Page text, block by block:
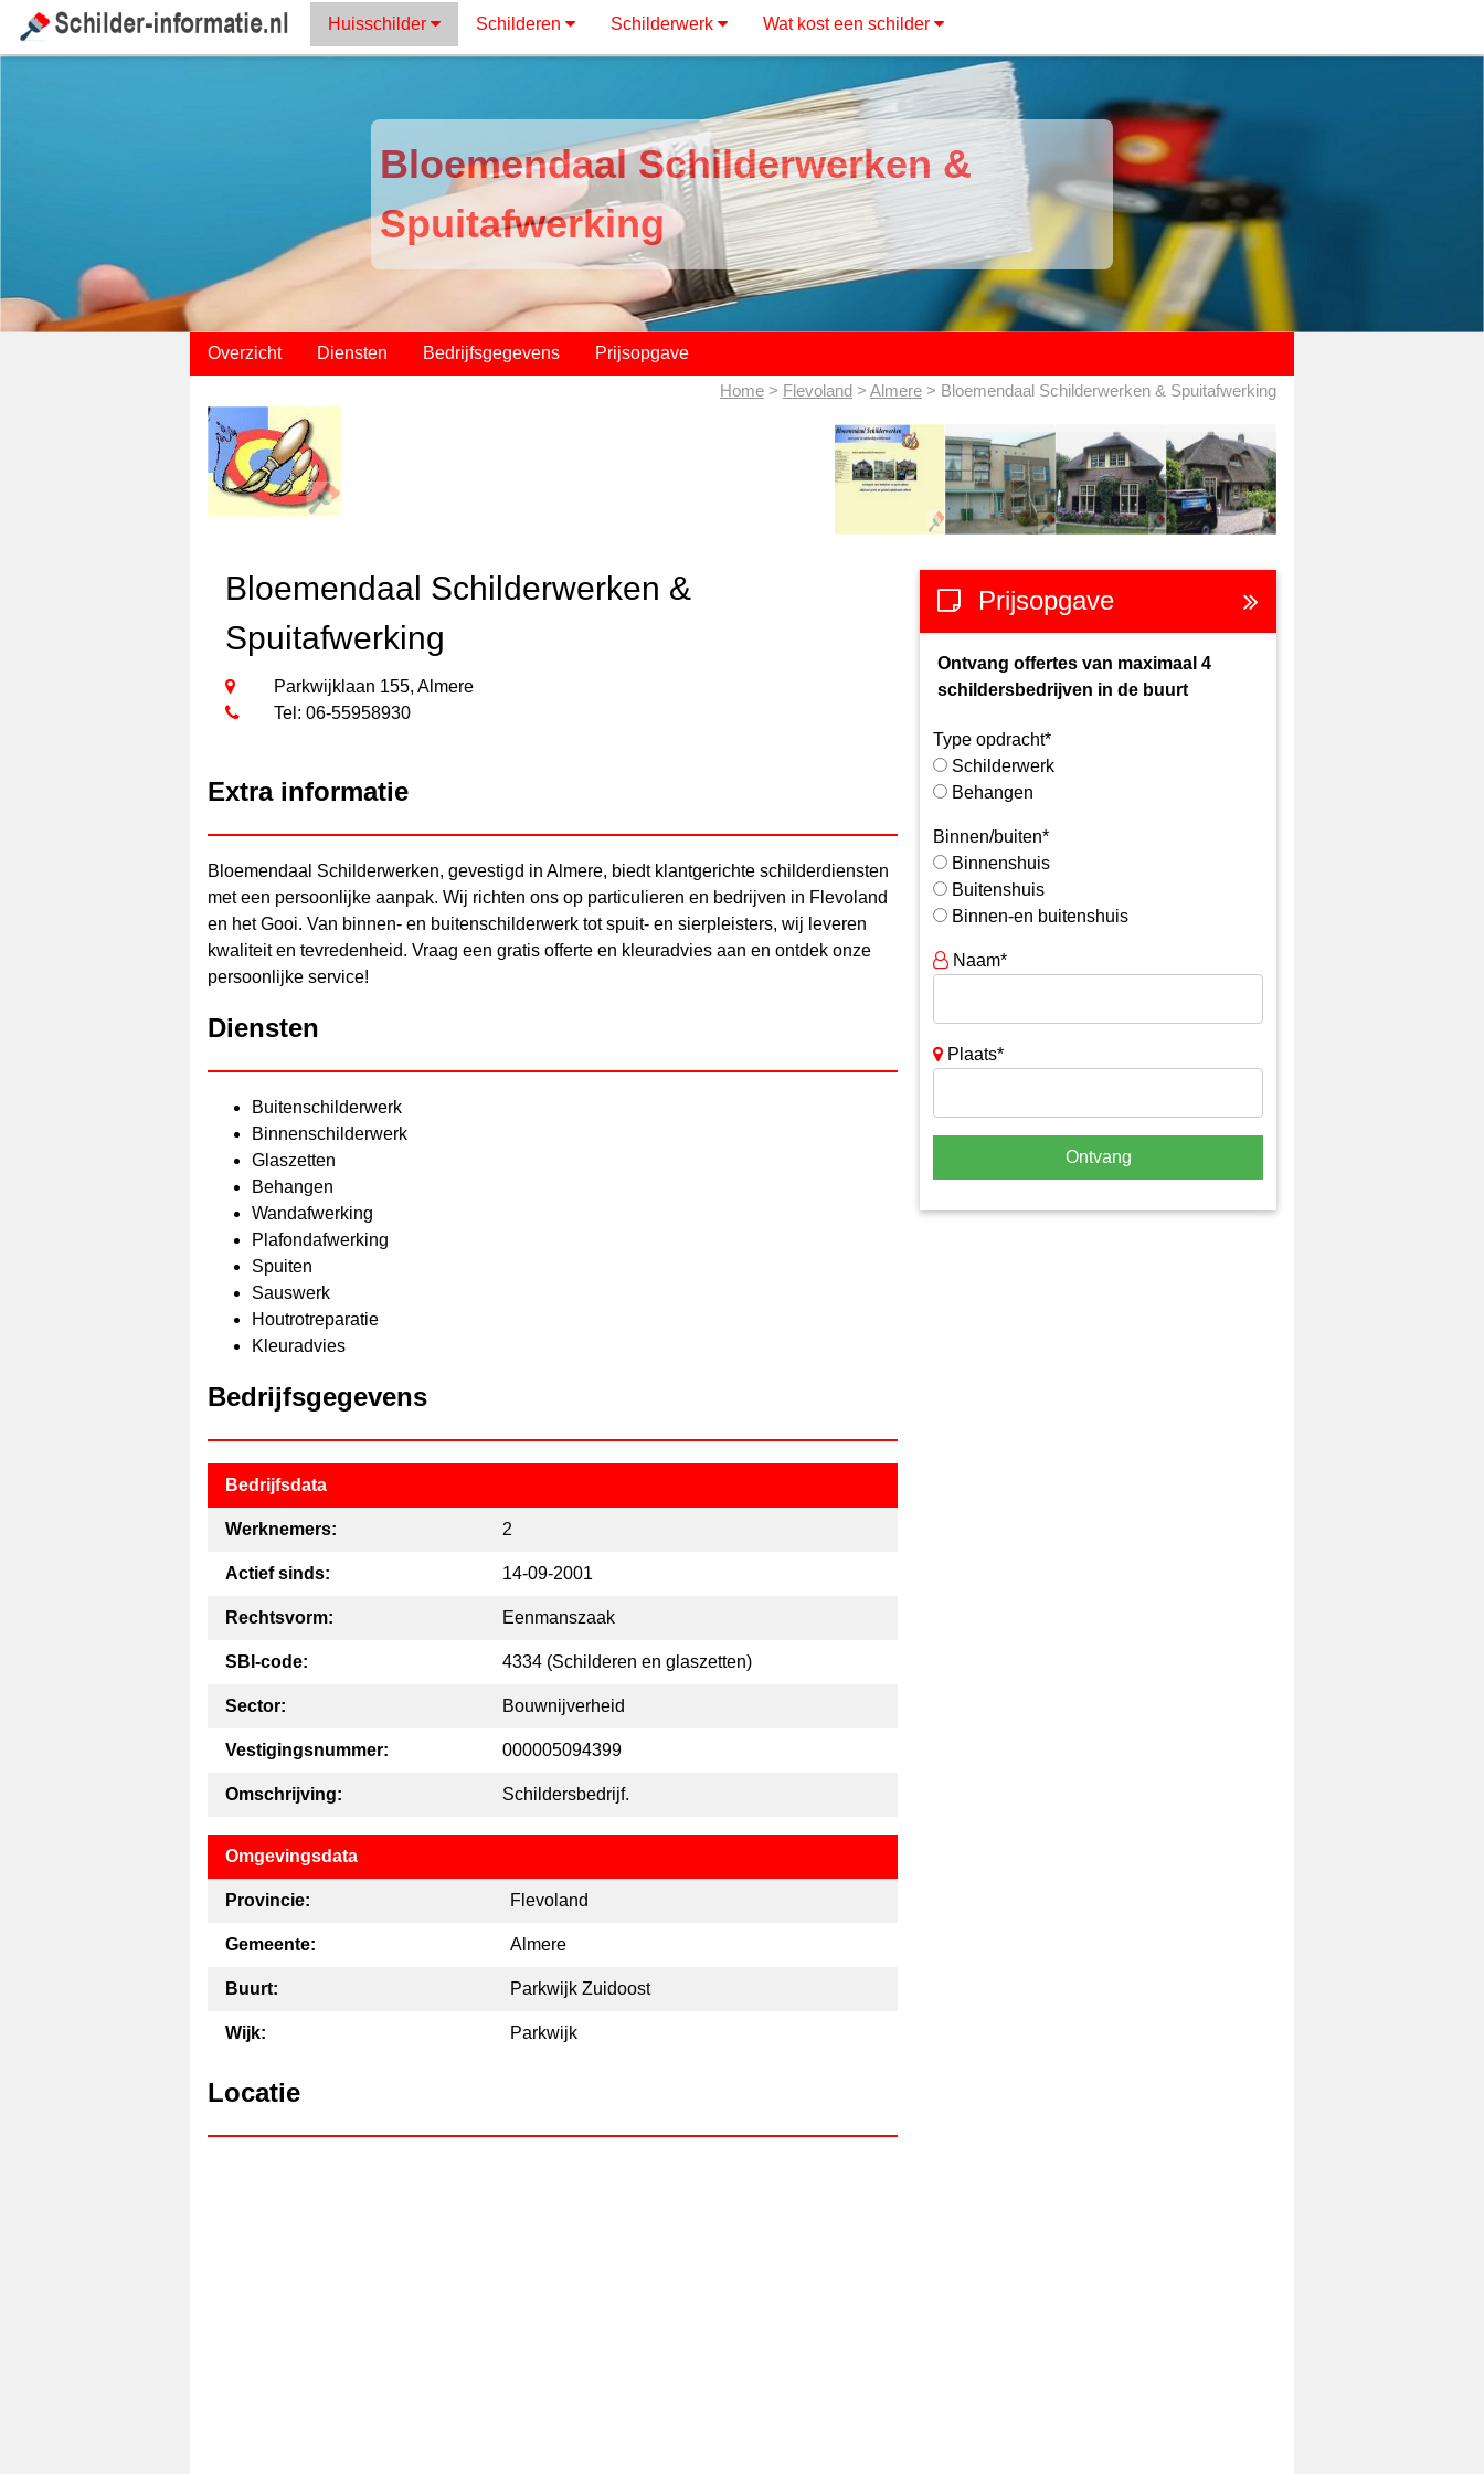
Huisschilder Schilderen Schilderwerk Wat kost een schilder
Bloemendaal Schilderwerken &
Spuitafwerking
;
Overzicht Diensten Bedrijfsgegevens Prijsopgave
Home > Flevoland > Almere > Bloemendaal Schilderwerken & Spuitafwerking
Bloemendaal Schilderwerken &
Spuitafwerking
Parkwijklaan 155, Almere
Tel: 06-55958930
Extra informatie
Bloemendaal Schilderwerken, gevestigd in Almere, biedt klantgerichte schilderdiensten
met een persoonlijke aanpak. Wij richten ons op particulieren en bedrijven in Flevoland
en het Gooi. Van binnen- en buitenschilderwerk tot spuit- en sierpleisters, wij leveren
kwaliteit en tevredenheid. Vraag een gratis offerte en kleuradvies aan en ontdek onze
persoonlijke service!
Diensten
Buitenschilderwerk
Binnenschilderwerk
Glaszetten
Behangen
Wandafwerking
Plafondafwerking
Spuiten
Sauswerk
Houtrotreparatie
Kleuradvies
Bedrijfsgegevens
Bedrijfsdata
Werknemers: 2
Actief sinds: 14-09-2001
Rechtsvorm: Eenmanszaak
SBI-code: 4334 (Schilderen en glaszetten)
Sector: Bouwnijverheid
Vestigingsnummer: 000005094399
Omschrijving: Schildersbedrijf.
Omgevingsdata
Provincie: Flevoland
Gemeente: Almere
Buurt: Parkwijk Zuidoost
Wijk: Parkwijk
Locatie
Prijsopgave
Ontvang offertes van maximaal 4
schildersbedrijven in de buurt
Type opdracht*
Schilderwerk
Behangen
Binnen/buiten*
Binnenshuis
Buitenshuis
Binnen-en buitenshuis
Naam*
Plaats*
Ontvang